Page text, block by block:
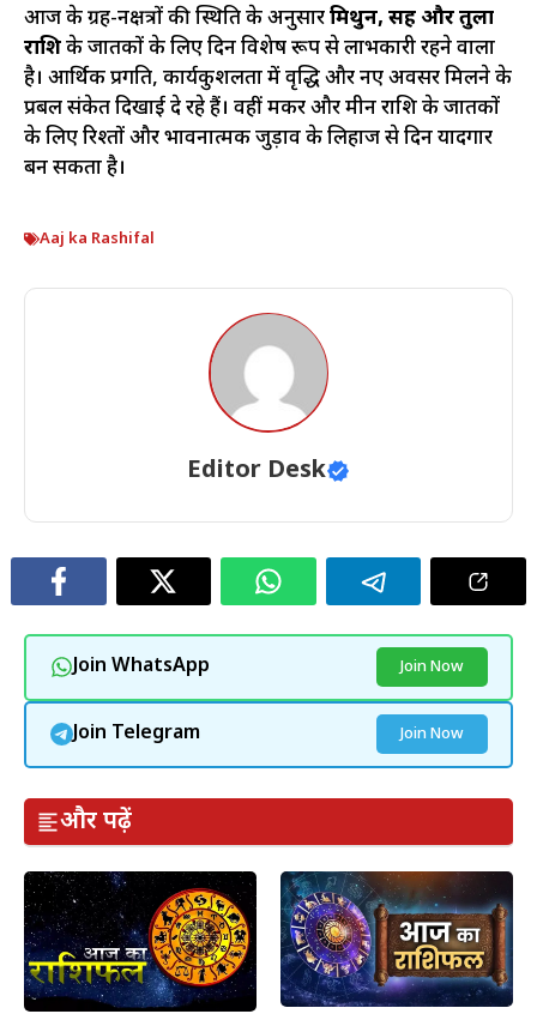
आज के ग्रह-नक्षत्रों की स्थिति के अनुसारमिथुन, सिंह और तुला
राशिके जातकों के लिए दिन विशेष रूप से लाभकारी रहने वाला
है। आर्थिक प्रगति, कार्यकुशलता में वृद्धि और नए अवसर मिलने के
प्रबल संकेत दिखाई दे रहे हैं। वहीं मकर और मीन राशि के जातकों
के लिए रिश्तों और भावनात्मक जुड़ाव के लिहाज से दिन यादगार
बन सकता है।
Aaj ka Rashifal
Editor Desk
Join WhatsApp Join Now
Join Telegram Join Now
और पढ़ें